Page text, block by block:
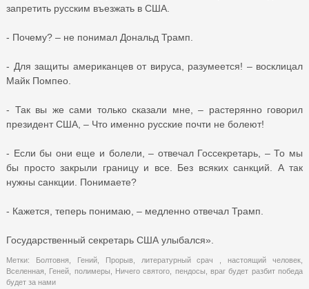
запретить русским въезжать в США.
- Почему? – не понимал Дональд Трамп.
- Для защиты американцев от вируса, разумеется! – восклицал
Майк Помпео.
- Так вы же сами только сказали мне, – растерянно говорил
президент США, – Что именно русские почти не болеют!
- Если бы они еще и болели, – отвечал Госсекретарь, – То мы
бы просто закрыли границу и все. Без всяких санкций. А так
нужны санкции. Понимаете?
- Кажется, теперь понимаю, – медленно отвечал Трамп.
Государственный секретарь США улыбался».
Метки: Болтовня Гений, Прорыв, литературный срач ,настоящий человек
Вселенная
Геней полимеры Ничего святого пендосы ,враг будет разбит победа
будет за нами